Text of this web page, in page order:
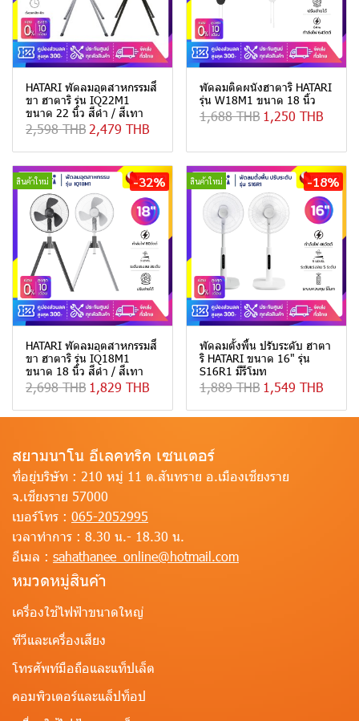
HATARI พัดลมอุตสาหกรรมสี่
ขา ฮาตาริ รุ่น IQ22M1
ขนาด 22 นิ้ว สีดำ / สีเทา
2,598 THB 2,479 THB
พัดลมติดผนังฮาตาริ HATARI
รุ่น W18M1 ขนาด 18 นิ้ว
1,688 THB 1,250 THB
สินค้าใหม่ -32%
HATARI พัดลมอุตสาหกรรมสี่
ขา ฮาตาริ รุ่น IQ18M1
ขนาด 18 นิ้ว สีดำ / สีเทา
2,698 THB 1,829 THB
สินค้าใหม่ -18%
พัดลมตั้งพื้น ปรับระดับ ฮาตา
ริ HATARI ขนาด 16" รุ่น
S16R1 มีรีโมท
1,889 THB 1,549 THB
สยามนาโน อีเลคทริค เซนเตอร์
ที่อยู่บริษัท : 210 หมู่ 11 ต.สันทราย อ.เมืองเชียงราย
จ.เชียงราย 57000
เบอร์โทร : 065-2052995
เวลาทำการ : 8.30 น.- 18.30 น.
อีเมล : sahathanee_online@hotmail.com
หมวดหมู่สินค้า
เครื่องใช้ไฟฟ้าขนาดใหญ่
ทีวีและเครื่องเสียง
โทรศัพท์มือถือและแท็ปเล็ต
คอมพิวเตอร์และแล็ปท็อป